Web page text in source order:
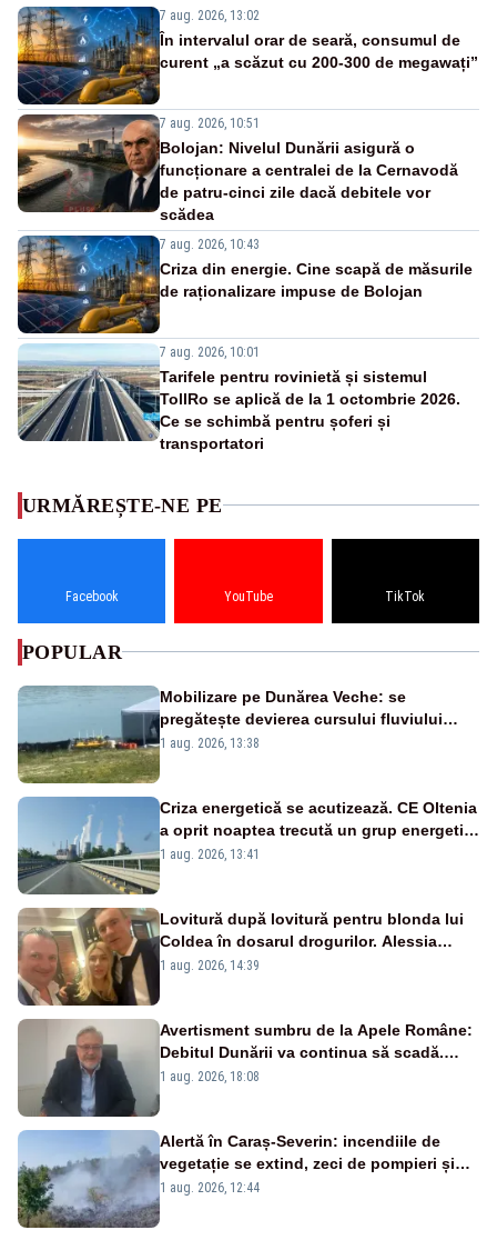
7 aug. 2026, 13:02
În intervalul orar de seară, consumul de
curent „a scăzut cu 200-300 de megawați”
7 aug. 2026, 10:51
Bolojan: Nivelul Dunării asigură o
funcționare a centralei de la Cernavodă
de patru-cinci zile dacă debitele vor
scădea
7 aug. 2026, 10:43
Criza din energie. Cine scapă de măsurile
de raționalizare impuse de Bolojan
7 aug. 2026, 10:01
Tarifele pentru rovinietă și sistemul
TollRo se aplică de la 1 octombrie 2026.
Ce se schimbă pentru șoferi și
transportatori
URMĂREȘTE-NE PE
Facebook YouTube TikTok
POPULAR
Mobilizare pe Dunărea Veche: se
pregătește devierea cursului fluviului
către Cernavodă – VIDEO
1 aug. 2026, 13:38
Criza energetică se acutizează. CE Oltenia
a oprit noaptea trecută un grup energetic
de la Rovinari
1 aug. 2026, 13:41
Lovitură după lovitură pentru blonda lui
Coldea în dosarul drogurilor. Alessia
Păcuraru explică decizia magistraților
1 aug. 2026, 14:39
Avertisment sumbru de la Apele Române:
Debitul Dunării va continua să scadă.
Cernavodă s-ar putea închide în 4 zile
1 aug. 2026, 18:08
Alertă în Caraș-Severin: incendiile de
vegetație se extind, zeci de pompieri și
silvicultori se luptă cu flăcările - VIDEO
1 aug. 2026, 12:44